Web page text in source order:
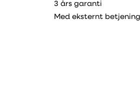
3 års garanti
Med eksternt